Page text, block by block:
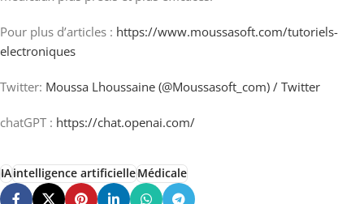
Pour plus d’articles : https://www.moussasoft.com/tutoriels-
electroniques
Twitter: Moussa Lhoussaine (@Moussasoft_com) / Twitter
chatGPT : https://chat.openai.com/
IAintelligence artificielleMédicale